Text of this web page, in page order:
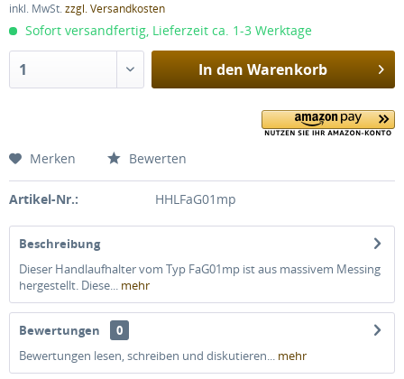
inkl. MwSt.zzgl. Versandkosten
Sofort versandfertig, Lieferzeit ca. 1-3 Werktage
In den Warenkorb
Merken Bewerten
Artikel-Nr.: HHLFaG01mp
Beschreibung
Dieser Handlaufhalter vom Typ FaG01mp ist aus massivem Messing
hergestellt. Diese... mehr
Bewertungen
0
Bewertungen lesen, schreiben und diskutieren... mehr